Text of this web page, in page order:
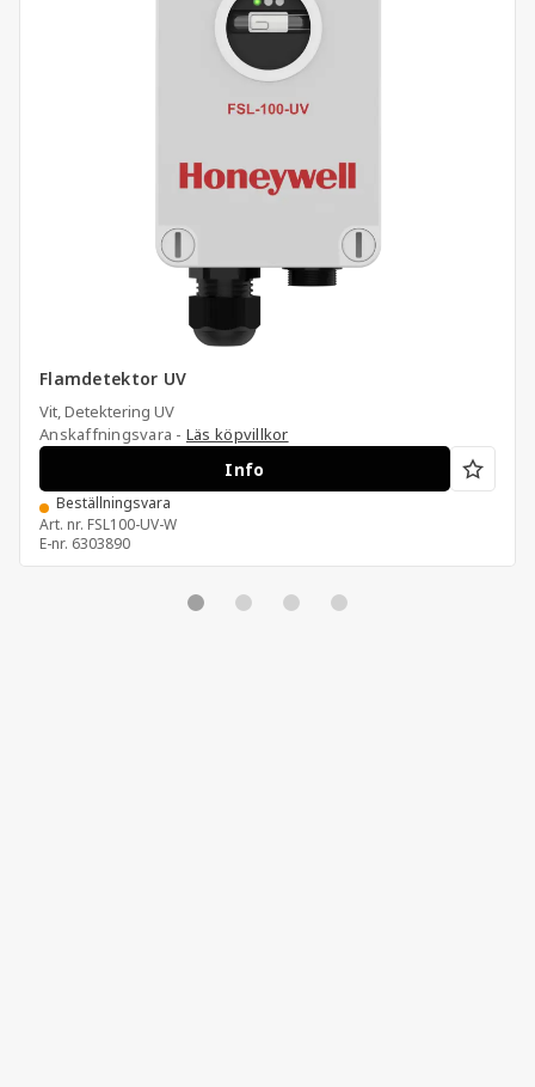
Flamdetektor UV
Vit, Detektering UV
Anskaffningsvara - Läs köpvillkor
Info
Beställningsvara
Art. nr. FSL100-UV-W
E-nr. 6303890